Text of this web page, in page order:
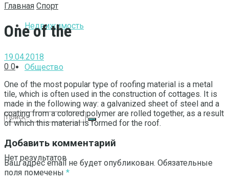
Недвижимость
Общество
Нет результатов
Главная Спорт
One of the
19.04.2018
0 0
One of the most popular type of roofing material is a metal
tile, which is often used in the construction of cottages. It is
made in the following way: a galvanized sheet of steel and a
coating from a colored polymer are rolled together, as a result
of which this material is formed for the roof.
Добавить комментарий
Ваш адрес email не будет опубликован. Обязательные
поля помечены *